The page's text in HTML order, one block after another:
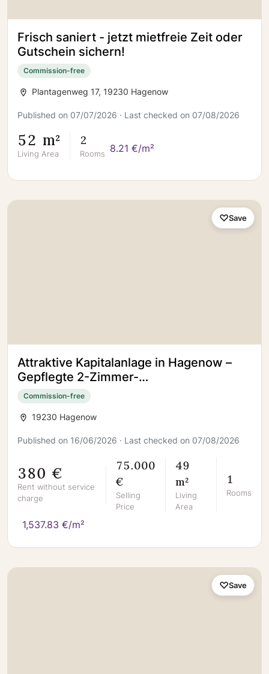
Frisch saniert - jetzt mietfreie Zeit oder
Gutschein sichern!
Commission-free
Plantagenweg 17, 19230 Hagenow
Published on 07/07/2026 · Last checked on 07/08/2026
52 m²
Living Area
2
Rooms 8.21 €/m²
Attraktive Kapitalanlage in Hagenow –
Gepflegte 2-Zimmer-
Eigentumswohnung im Erdgeschoss
Commission-free
19230 Hagenow
Published on 16/06/2026 · Last checked on 07/08/2026
380 €
Rent without service
charge
75.000
€
Selling
Price
49
m²
Living
Area
1
Rooms
1,537.83 €/m²
Save
Save